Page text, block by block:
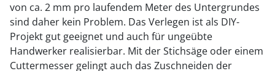
von ca. 2 mm pro laufendem Meter des Untergrundes
sind daher kein Problem. Das Verlegen ist als DIY-
Projekt gut geeignet und auch für ungeübte
Handwerker realisierbar. Mit der Stichsäge oder einem
Cuttermesser gelingt auch das Zuschneiden der